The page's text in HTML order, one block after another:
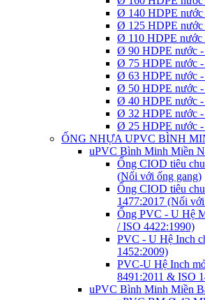
Ø 140 HDPE nước
Ø 125 HDPE nước
Ø 110 HDPE nước
Ø 90 HDPE nước
Ø 75 HDPE nước
Ø 63 HDPE nước
Ø 50 HDPE nước
Ø 40 HDPE nước
Ø 32 HDPE nước
Ø 25 HDPE nước
ỐNG NHỰA UPVC BÌNH
uPVC Bình Minh Miền
Ống CIOD tiêu
(Nối với ống gang)
Ống CIOD tiêu
1477:2017 (Nối
Ống PVC - U Hệ
/ ISO 4422:1990)
PVC - U Hệ Inch
1452:2009)
PVC-U Hệ Inch
8491:2011 & ISO
uPVC Bình Minh Miền